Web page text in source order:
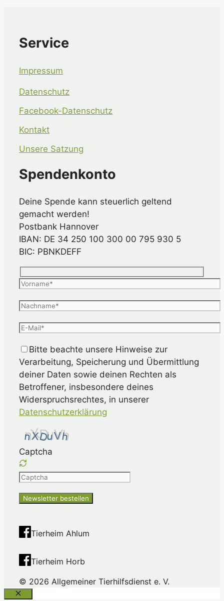
Service
Impressum
Datenschutz
Facebook-Datenschutz
Kontakt
Unsere Satzung
Spendenkonto
Deine Spende kann steuerlich geltend
gemacht werden!
Postbank Hannover
IBAN: DE 34 250 100 300 00 795 930 5
BIC: PBNKDEFF
Bitte beachte unsere Hinweise zur
Verarbeitung, Speicherung und Übermittlung
deiner Daten sowie deinen Rechten als
Betroffener, insbesondere deines
Widerspruchsrechtes, in unserer
Datenschutzerklärung
Captcha
Please
the
shown
in
CAPTCHA
to
ensure
Tierheim Ahlum
Tierheim Horb
© 2026 Allgemeiner Tierhilfsdienst e. V.